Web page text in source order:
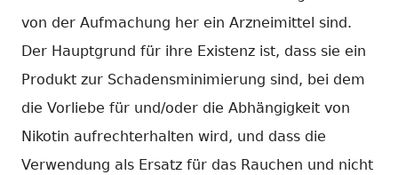
von der Aufmachung her ein Arzneimittel sind.
Der Hauptgrund für ihre Existenz ist, dass sie ein
Produkt zur Schadensminimierung sind, bei dem
die Vorliebe für und/oder die Abhängigkeit von
Nikotin aufrechterhalten wird, und dass die
Verwendung als Ersatz für das Rauchen und nicht